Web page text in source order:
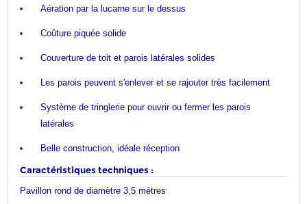
Aération par la lucarne sur le dessus
Coûture piquée solide
Couverture de toitet parois latéralessolides
Les parois peuvent s'enlever et se rajouter très facilement
Système de tringlerie pour ouvrir ou fermer les parois
latérales
Belle construction, idéale réception
Caractéristiques techniques :
Pavillon rond de diamètre 3,5 mètres